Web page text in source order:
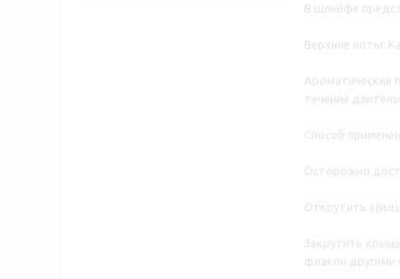
В шлейфе
Верхние ноты:
Ароматические
течение
Способ
Осторожно
Открутить
Закрутить
флакон другими